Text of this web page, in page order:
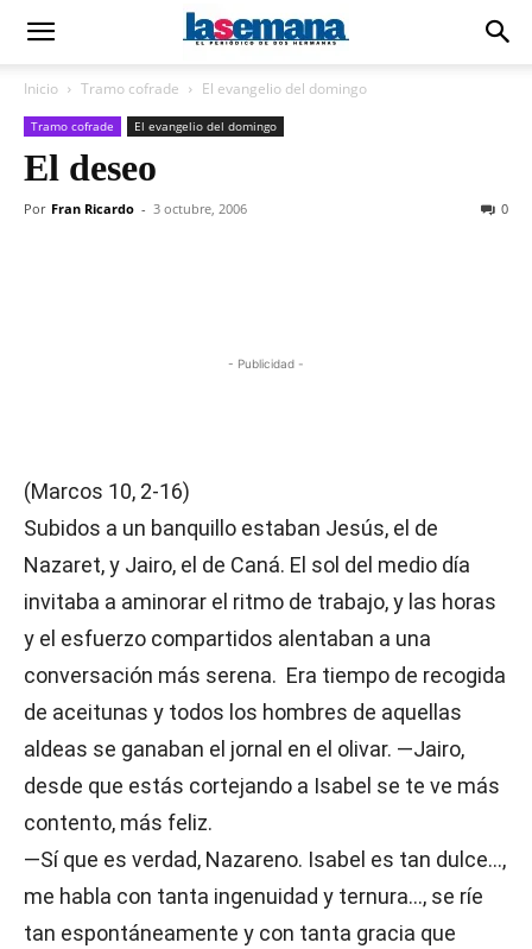
Inicio Tramo cofrade El evangelio del domingo
Tramo cofrade El evangelio del domingo
El deseo
Por Fran Ricardo - 3 octubre, 2006 0
- Publicidad -
(Marcos 10, 2-16)
Subidos a un banquillo estaban Jesús, el de
Nazaret, y Jairo, el de Caná. El sol del medio día
invitaba a aminorar el ritmo de trabajo, y las horas
y el esfuerzo compartidos alentaban a una
conversación más serena. Era tiempo de recogida
de aceitunas y todos los hombres de aquellas
aldeas se ganaban el jornal en el olivar. —Jairo,
desde que estás cortejando a Isabel se te ve más
contento, más feliz.
—Sí que es verdad, Nazareno. Isabel es tan dulce…,
me habla con tanta ingenuidad y ternura…, se ríe
tan espontáneamente y con tanta gracia que